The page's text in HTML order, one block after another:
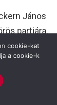
János
partjára.
időkben
23-a
cookie-kat
a cookie-k